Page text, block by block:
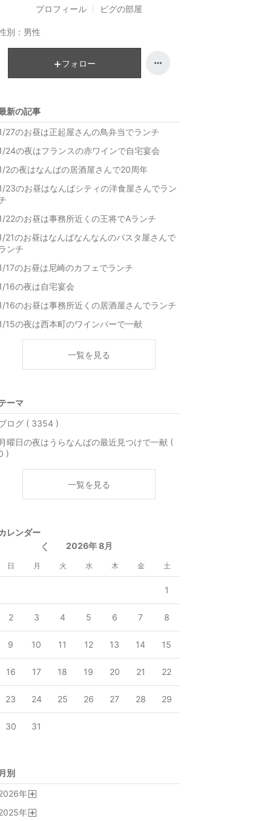
プロフィール ピグの部屋
別： 男性
フォロー
新の記事
27のお昼は正起屋さんの鳥弁当でランチ
24の夜はフランスの赤ワインで自宅宴会
2の夜はなんばの居酒屋さんで20周年
23のお昼はなんばシティの洋食屋さんでラン
22のお昼は事務所近くの王将でAランチ
21のお昼はなんばなんなんのパスタ屋さんで
ンチ
17のお昼は尼崎のカフェでランチ
16の夜は自宅宴会
16のお昼は事務所近くの居酒屋さんでランチ
15の夜は西本町のワインバーで一献
一覧を見る
ーマ
ログ ( 3354 )
月曜日の夜はうらなんばの最近見つけで一献 (
)
一覧を見る
レンダー
2026年 8月
日 月 火 水 木 金 土
1
2 3 4 5 6 7 8
9 10 11 12 13 14 15
16 17 18 19 20 21 22
23 24 25 26 27 28 29
30 31
月別
年
年